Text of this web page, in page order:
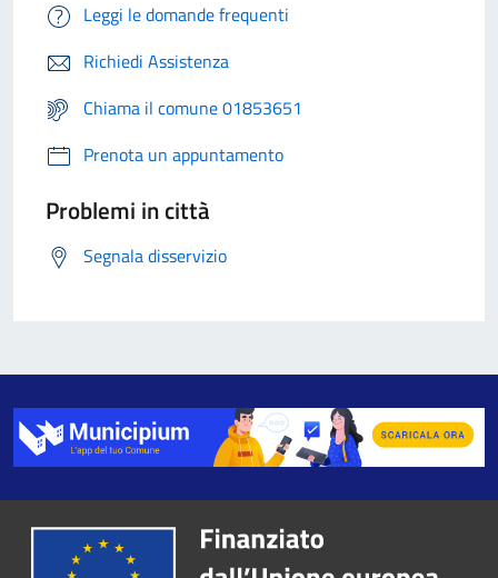
Leggi le domande frequenti
Richiedi Assistenza
Chiama il comune 01853651
Prenota un appuntamento
Problemi in città
Segnala disservizio